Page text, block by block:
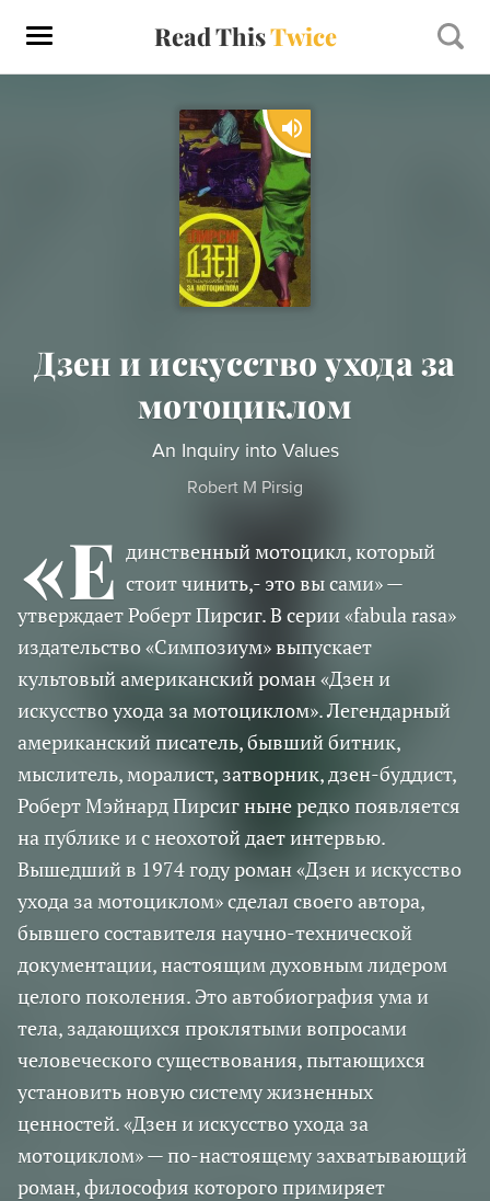
Read ThisTwice
Дзен и искусство ухода за
мотоциклом
An Inquiry into Values
Robert M Pirsig
«Е динственный мотоцикл, который
стоит чинить,- это вы сами» —
утверждает Роберт Пирсиг. В серии «fabula rasa»
издательство «Симпозиум» выпускает
культовый американский роман «Дзен и
искусство ухода за мотоциклом». Легендарный
американский писатель, бывший битник,
мыслитель, моралист, затворник, дзен-буддист,
Роберт Мэйнард Пирсиг ныне редко появляется
на публике и с неохотой дает интервью.
Вышедший в 1974 году роман «Дзен и искусство
ухода за мотоциклом» сделал своего автора,
бывшего составителя научно-технической
документации, настоящим духовным лидером
целого поколения. Это автобиография ума и
тела, задающихся проклятыми вопросами
человеческого существования, пытающихся
установить новую систему жизненных
ценностей. «Дзен и искусство ухода за
мотоциклом» — по-настоящему захватывающий
роман, философия которого примиряет